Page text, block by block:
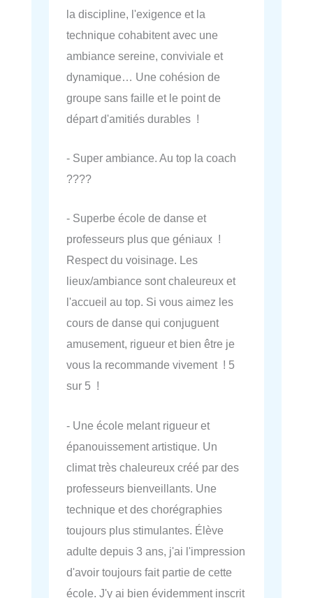
la discipline, l'exigence et la
technique cohabitent avec une
ambiance sereine, conviviale et
dynamique… Une cohésion de
groupe sans faille et le point de
départ d'amitiés durables !
- Super ambiance. Au top la coach
????
- Superbe école de danse et
professeurs plus que géniaux !
Respect du voisinage. Les
lieux/ambiance sont chaleureux et
l'accueil au top. Si vous aimez les
cours de danse qui conjuguent
amusement, rigueur et bien être je
vous la recommande vivement ! 5
sur 5 !
- Une école melant rigueur et
épanouissement artistique. Un
climat très chaleureux créé par des
professeurs bienveillants. Une
technique et des chorégraphies
toujours plus stimulantes. Élève
adulte depuis 3 ans, j'ai l'impression
d'avoir toujours fait partie de cette
école. J'y ai bien évidemment inscrit